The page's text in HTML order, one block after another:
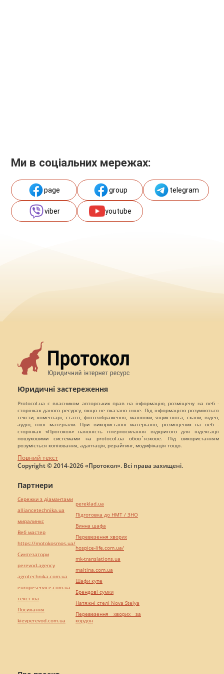
Ми в соціальних мережах:
page group telegram
viber youtube
Юридичні застереження
Protocol.ua є власником авторських прав на інформацію, розміщену на веб -
сторінках даного ресурсу, якщо не вказано інше. Під інформацією розуміються
тексти, коментарі, статті, фотозображення, малюнки, ящик-шота, скани, відео,
аудіо, інші матеріали. При використанні матеріалів, розміщених на веб -
сторінках «Протокол» наявність гіперпосилання відкритого для індексації
пошуковими системами на protocol.ua обов`язкове. Під використанням
розуміється копіювання, адаптація, рерайтинг, модифікація тощо.
Повний текст
Copyright © 2014-2026 «Протокол». Всі права захищені.
Партнери
Сережки з діамантами
alliancetechnika.ua
миралинкс
Веб мастер
https://motokosmos.ua/
Синтезатори
perevod.agency
agrotechnika.com.ua
europeservice.com.ua
текст юа
Посилання
kievperevod.com.ua
pereklad.ua
Підготовка до НМТ / ЗНО
Винна шафа
Перевезення хворих
hospice-life.com.ua/
mk-translations.ua
maltina.com.ua
Шафи купе
Брендові сумки
Натяжні стелі Nova Stelya
Перевезення хворих за
кордон